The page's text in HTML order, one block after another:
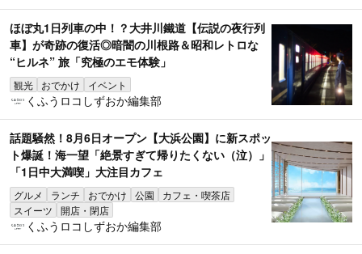
ほぼ丸1日列車の中！？大井川鐵道【伝説の夜行列
車】が奇跡の復活◎暗闇の川根路＆昭和レトロな
“ヒルネ” 旅「究極のエモ体験」
観光 おでかけ イベント
くふうロコしずおか編集部
話題騒然！8月6日オープン【大浜公園】に新スポッ
ト爆誕！海一望「絶景すぎて帰りたくない（泣）」
「1日中大満喫」大注目カフェ
グルメ ランチ おでかけ 公園
カフェ・喫茶店
スイーツ
開店・閉店
くふうロコしずおか編集部